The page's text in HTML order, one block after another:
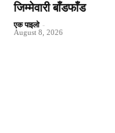
जिम्मेवारी बाँडफाँड
एक पाइलो -
August 8, 2026